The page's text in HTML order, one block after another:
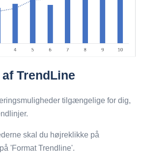
TrendLine
tilgængelige for dig,
skal du højreklikke på
'Format Trendline'.